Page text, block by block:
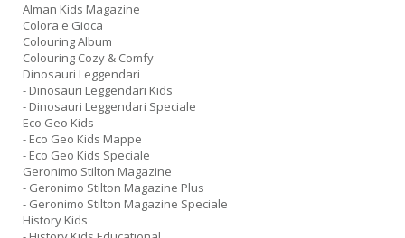
Alman Kids Magazine
Colora e Gioca
Colouring Album
Colouring Cozy & Comfy
Dinosauri Leggendari
- Dinosauri Leggendari Kids
- Dinosauri Leggendari Speciale
Eco Geo Kids
- Eco Geo Kids Mappe
- Eco Geo Kids Speciale
Geronimo Stilton Magazine
- Geronimo Stilton Magazine Plus
- Geronimo Stilton Magazine Speciale
History Kids